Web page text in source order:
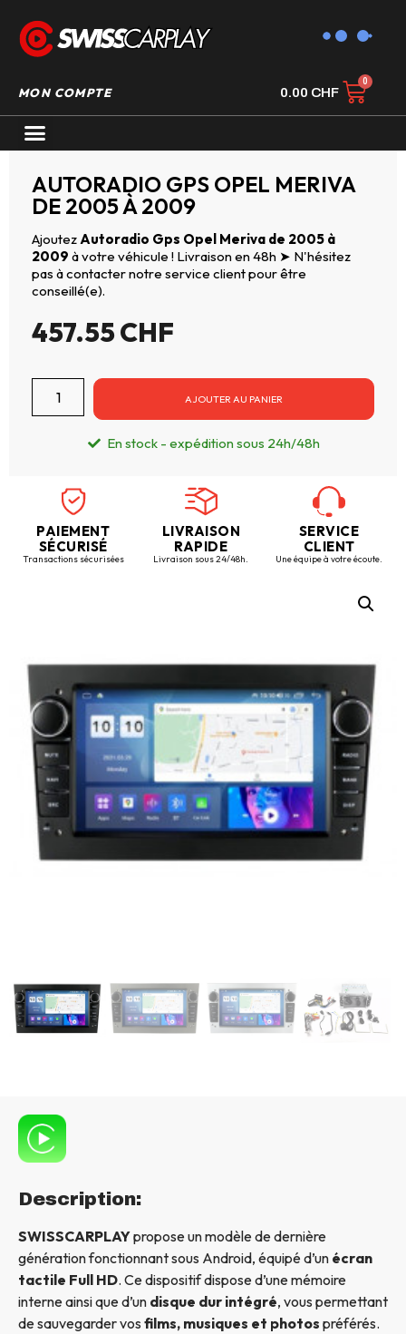
MON COMPTE 0.00 CHF
AUTORADIO GPS OPEL MERIVA
DE 2005 À 2009
Ajoutez Autoradio Gps Opel Meriva de 2005 à
2009 à votre véhicule ! Livraison en 48h ➤ N'hésitez
pas à contacter notre service client pour être
conseillé(e).
457.55CHF
AJOUTER AU PANIER
En stock - expédition sous 24h/48h
PAIEMENT
SÉCURISÉ
Transactions sécurisées
LIVRAISON
RAPIDE
Livraison sous 24/48h.
SERVICE
CLIENT
Une équipe à votre écoute.
Description:
SWISSCARPLAYpropose un modèle de dernière
génération fonctionnant sous Android, équipé d’un écran
tactile Full HD. Ce dispositif dispose d’une mémoire
interne ainsi que d’un disque dur intégré, vous permettant
de sauvegarder vos films, musiques et photos préférés.